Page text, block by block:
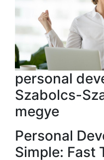
personal
Szabolcs-
megye
Personal
Simple: Fast